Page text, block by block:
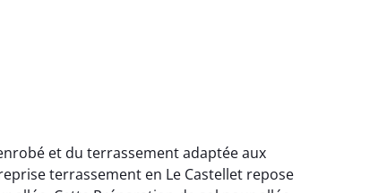
et du terrassement adaptée aux
terrassement en Le Castellet repose